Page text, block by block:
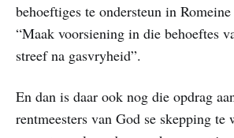
behoeftiges te ondersteun in
“Maak voorsiening in die behoeftes
streef na gasvryheid”.
En dan is daar ook nog die opdrag
rentmeesters van God se skepping te